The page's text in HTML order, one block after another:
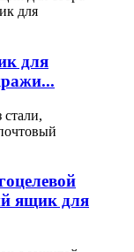
для
ящик для